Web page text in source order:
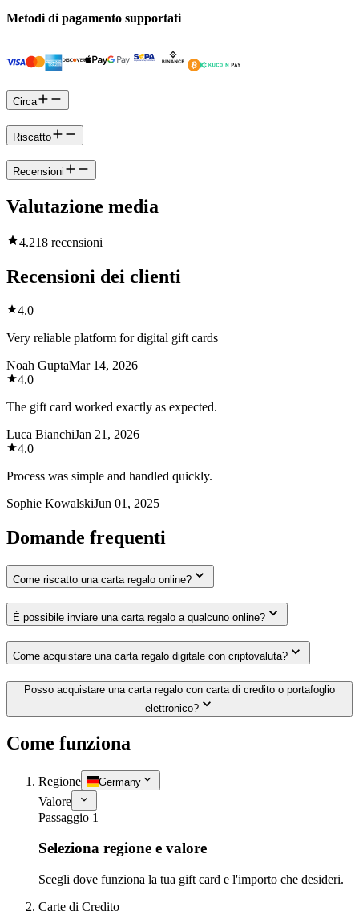
Metodi di pagamento supportati
Circa
Riscatto
Recensioni
Valutazione media
4.218 recensioni
Recensioni dei clienti
4.0
Very reliable platform for digital gift cards
Noah GuptaMar 14, 2026
4.0
The gift card worked exactly as expected.
Luca BianchiJan 21, 2026
4.0
Process was simple and handled quickly.
Sophie KowalskiJun 01, 2025
Domande frequenti
Come riscatto una carta regalo online?
È possibile inviare una carta regalo a qualcuno online?
Come acquistare una carta regalo digitale con criptovaluta?
Posso acquistare una carta regalo con carta di credito o portafoglio
elettronico?
Come funziona
Regione Germany
Valore
Passaggio 1
Seleziona regione e valore
Scegli dove funziona la tua gift card e l'importo che desideri.
Carte di Credito